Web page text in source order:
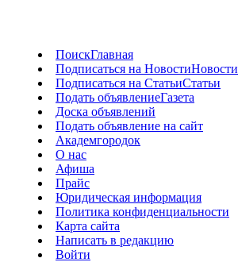
ПоискГлавная
Подписаться на НовостиНовости
Подписаться на СтатьиСтатьи
Подать объявлениеГазета
Доска объявлений
Подать объявление на сайт
Академгородок
О нас
Афиша
Прайс
Юридическая информация
Политика конфиденциальности
Карта сайта
Написать в редакцию
Войти